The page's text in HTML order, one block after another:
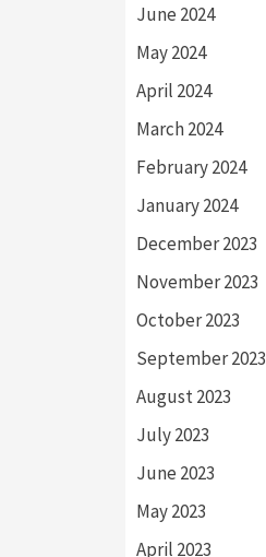
June 2024
May 2024
April 2024
March 2024
February 2024
January 2024
December 2023
November 2023
October 2023
September 2023
August 2023
July 2023
June 2023
May 2023
April 2023